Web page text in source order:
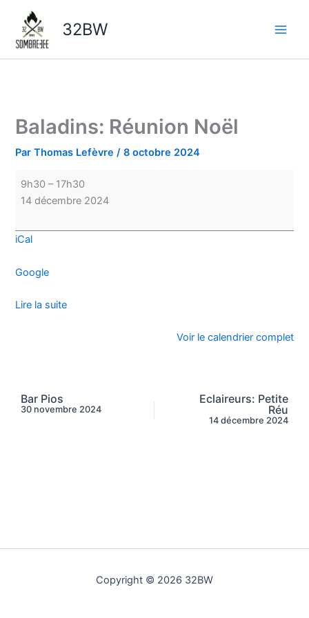
contenu
32BW
Baladins: Réunion Noël
ParThomas Lefèvre/8 octobre 2024
Baladins:
Réunion
Noël
9h30 – 17h30
14 décembre 2024
iCal
Google
Lire la suite
Voir le calendrier complet
Bar Pios
30 novembre 2024
Eclaireurs: Petite
Réu
14 décembre 2024
Copyright © 2026 32BW